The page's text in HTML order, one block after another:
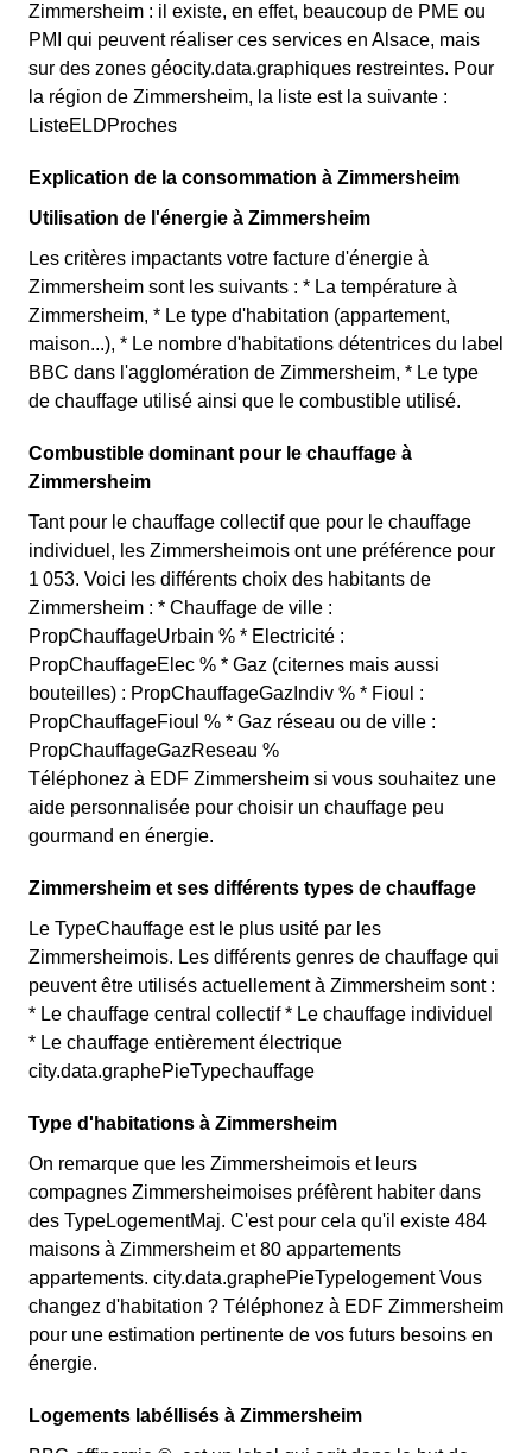
Zimmersheim : il existe, en effet, beaucoup de PME ou
PMI qui peuvent réaliser ces services en Alsace, mais
sur des zones géocity.data.graphiques restreintes. Pour
la région de Zimmersheim, la liste est la suivante :
ListeELDProches
Explication de la consommation à Zimmersheim
Utilisation de l'énergie à Zimmersheim
Les critères impactants votre facture d'énergie à
Zimmersheim sont les suivants : * La température à
Zimmersheim, * Le type d'habitation (appartement,
maison...), * Le nombre d'habitations détentrices du label
BBC dans l'agglomération de Zimmersheim, * Le type
de chauffage utilisé ainsi que le combustible utilisé.
Combustible dominant pour le chauffage à
Zimmersheim
Tant pour le chauffage collectif que pour le chauffage
individuel, les Zimmersheimois ont une préférence pour
1 053. Voici les différents choix des habitants de
Zimmersheim : * Chauffage de ville :
PropChauffageUrbain % * Electricité :
PropChauffageElec % * Gaz (citernes mais aussi
bouteilles) : PropChauffageGazIndiv % * Fioul :
PropChauffageFioul % * Gaz réseau ou de ville :
PropChauffageGazReseau %
Téléphonez à EDF Zimmersheim si vous souhaitez une
aide personnalisée pour choisir un chauffage peu
gourmand en énergie.
Zimmersheim et ses différents types de chauffage
Le TypeChauffage est le plus usité par les
Zimmersheimois. Les différents genres de chauffage qui
peuvent être utilisés actuellement à Zimmersheim sont :
* Le chauffage central collectif * Le chauffage individuel
* Le chauffage entièrement électrique
city.data.graphePieTypechauffage
Type d'habitations à Zimmersheim
On remarque que les Zimmersheimois et leurs
compagnes Zimmersheimoises préfèrent habiter dans
des TypeLogementMaj. C'est pour cela qu'il existe 484
maisons à Zimmersheim et 80 appartements
appartements. city.data.graphePieTypelogement Vous
changez d'habitation ? Téléphonez à EDF Zimmersheim
pour une estimation pertinente de vos futurs besoins en
énergie.
Logements labéllisés à Zimmersheim